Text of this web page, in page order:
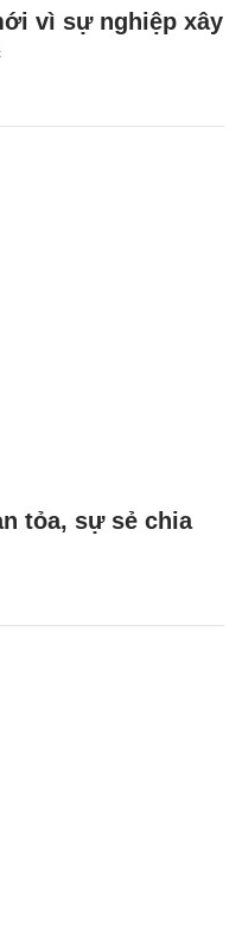
vì sự nghiệp xây
tỏa, sự sẻ chia